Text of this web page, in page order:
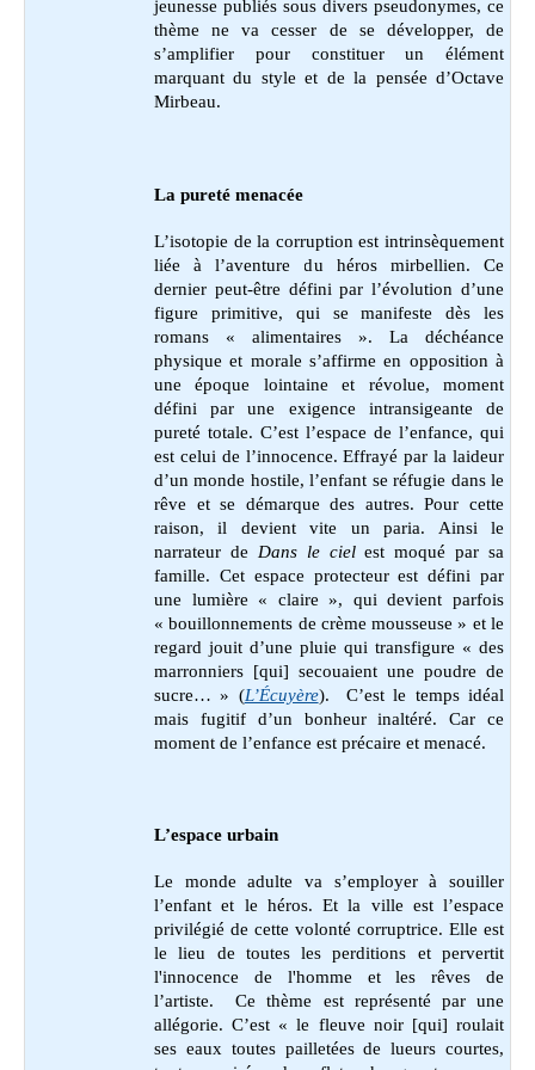
jeunesse publiés sous divers pseudonymes, ce
thème ne va cesser de se développer, de
s’amplifier pour constituer un élément
marquant du style et de la pensée d’Octave
Mirbeau.
La pureté menacée
L’isotopie de la corruption est intrinsèquement
liée à l’aventure du héros mirbellien. Ce
dernier peut-être défini par l’évolution d’une
figure primitive, qui se manifeste dès les
romans « alimentaires ». La déchéance
physique et morale s’affirme en opposition à
une époque lointaine et révolue, moment
défini par une exigence intransigeante de
pureté totale. C’est l’espace de l’enfance, qui
est celui de l’innocence. Effrayé par la laideur
d’un monde hostile, l’enfant se réfugie dans le
rêve et se démarque des autres. Pour cette
raison, il devient vite un paria. Ainsi le
narrateur de Dans le cielest moqué par sa
famille. Cet espace protecteur est défini par
une lumière « claire », qui devient parfois
« bouillonnements de crème mousseuse » et le
regard jouit d’une pluie qui transfigure « des
marronniers [qui] secouaient une poudre de
sucre… » (L’Écuyère). C’est le temps idéal
mais fugitif d’un bonheur inaltéré. Car ce
moment de l’enfance est précaire et menacé.
L’espace urbain
Le monde adulte va s’employer à souiller
l’enfant et le héros. Et la ville est l’espace
privilégié de cette volonté corruptrice. Elle est
le lieu de toutes les perditions et pervertit
l'innocence de l'homme et les rêves de
l’artiste. Ce thème est représenté par une
allégorie. C’est « le fleuve noir [qui] roulait
ses eaux toutes pailletées de lueurs courtes,